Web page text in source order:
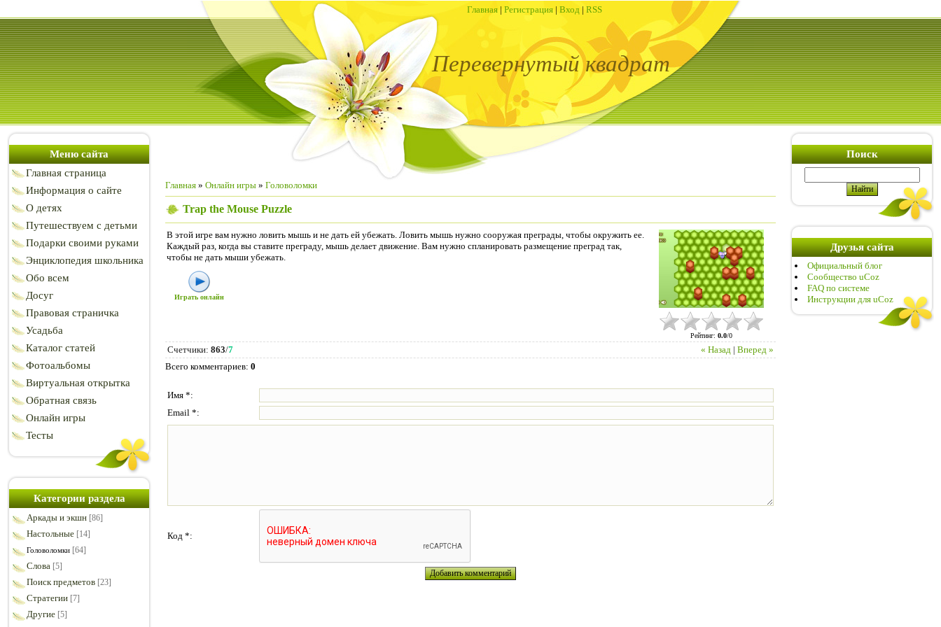
Главная | Регистрация | Вход | RSS
Перевернутый квадрат
Меню сайта
Главная страница
Информация о сайте
О детях
Путешествуем с детьми
Подарки своими руками
Энциклопедия школьника
Обо всем
Досуг
Правовая страничка
Усадьба
Каталог статей
Фотоальбомы
Виртуальная открытка
Обратная связь
Онлайн игры
Тесты
Категории раздела
Аркады и экшн [86]
Настольные [14]
Головоломки [64]
Слова [5]
Поиск предметов [23]
Стратегии [7]
Другие [5]
Главная » Онлайн игры » Головоломки
Trap the Mouse Puzzle
В этой игре вам нужно ловить мышь и не дать ей убежать. Ловить мышь нужно сооружая преграды, чтобы окружить ее.
Каждый раз, когда вы ставите преграду, мышь делает движение. Вам нужно спланировать размещение преград так,
чтобы не дать мыши убежать.
Играть онлайн
Рейтинг: 0.0/0
« Назад | Вперед »
Счетчики: 863/7
Всего комментариев: 0
Имя *:
Email *:
Код *:
Поиск
Друзья сайта
Официальный блог
Сообщество uCoz
FAQ по системе
Инструкции для uCoz